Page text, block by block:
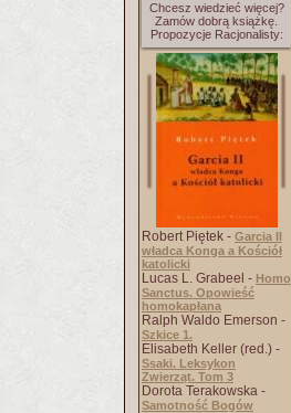
Chcesz wiedzieć więcej?
Zamów dobrą książkę.
Propozycje Racjonalisty:
Robert Piętek - Garcia II
władca Konga a Kościół
katolicki
Lucas L. Grabeel - Homo
Sanctus. Opowieść
homokapłana
Ralph Waldo Emerson -
Szkice 1.
Elisabeth Keller (red.) -
Ssaki. Leksykon
Zwierząt. Tom 3
Dorota Terakowska -
Samotność Bogów